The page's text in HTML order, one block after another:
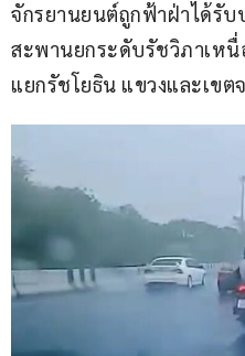
จักรยานยนต์ถูกฟ้าฝ่าได้รั
สะพานยกระดับรัชวิภาเห
แยกรัชโยธิน แขวงและเขต